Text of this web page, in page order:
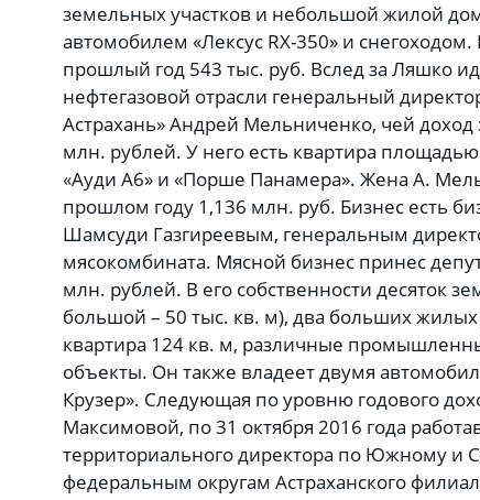
земельных участков и небольшой жилой
автомобилем «Лексус RX-350» и снегоходом.
прошлый год 543 тыс. руб. Вслед за Ляшко
нефтегазовой отрасли генеральный
Астрахань» Андрей Мельниченко, чей доход
млн. рублей. У него есть квартира
«Ауди А6» и «Порше Панамера». Жена А.
прошлом году 1,136 млн. руб. Бизнес есть
Шамсуди Газгиреевым, генеральным
мясокомбината. Мясной бизнес принес
млн. рублей. В его собственности десяток
большой – 50 тыс. кв. м), два больших
квартира 124 кв. м, различные
объекты. Он также владеет двумя
Крузер». Следующая по уровню годового
Максимовой, по 31 октября 2016 года
территориального директора по Южному и
федеральным округам Астраханского